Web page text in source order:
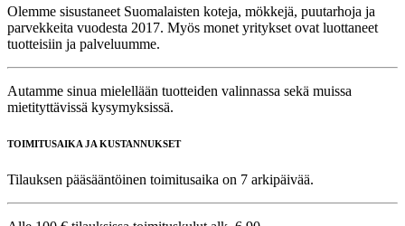
Olemme sisustaneet Suomalaisten koteja, mökkejä, puutarhoja ja
parvekkeita vuodesta 2017. Myös monet yritykset ovat luottaneet
tuotteisiin ja palveluumme.
Autamme sinua mielellään tuotteiden valinnassa sekä muissa
mietityttävissä kysymyksissä.
TOIMITUSAIKA JA KUSTANNUKSET
Tilauksen pääsääntöinen toimitusaika on 7 arkipäivää.